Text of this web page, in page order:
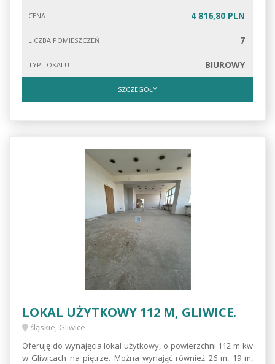
CENA 4 816,80 PLN
LICZBA POMIESZCZEŃ 7
TYP LOKALU BIUROWY
SZCZEGÓŁY
LOKAL UŻYTKOWY 112 M, GLIWICE.
śląskie, Gliwice
Oferuję do wynajęcia lokal użytkowy, o powierzchni 112 m kw
w Gliwicach na piętrze. Można wynająć również 26 m, 19 m,